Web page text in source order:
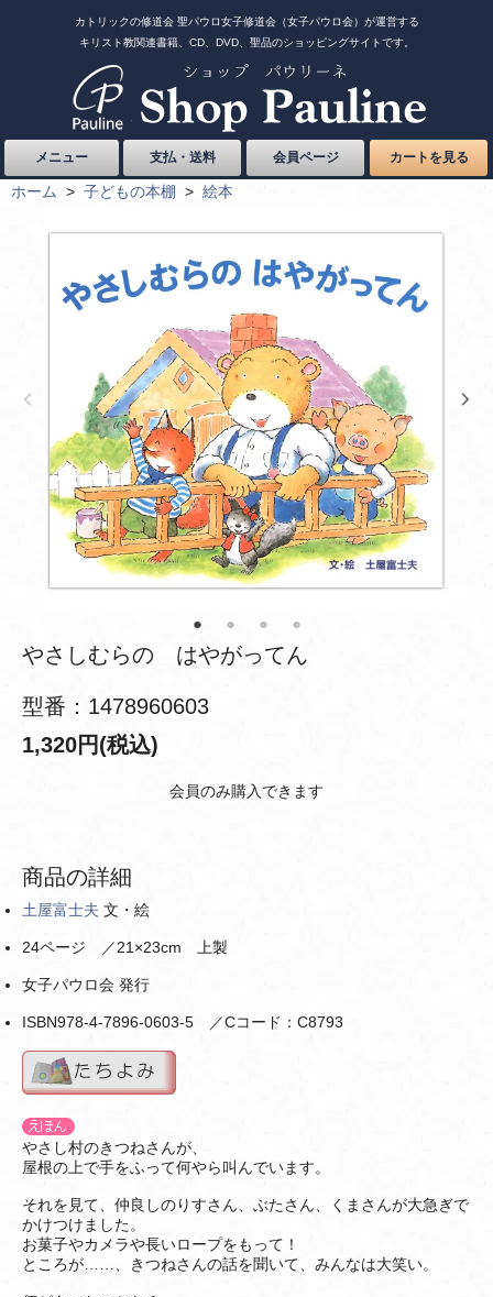
カトリックの修道会 聖パウロ女子修道会（女子パウロ会）が運営する
キリスト教関連書籍、CD、DVD、聖品のショッピングサイトです。
メニュー 支払・送料 会員ページ カートを見る
ホーム > 子どもの本棚 > 絵本
やさしむらの はやがってん
型番：1478960603
1,320円(税込)
会員のみ購入できます
商品の詳細
土屋富士夫 文・絵
24ページ ／21×23cm 上製
女子パウロ会 発行
ISBN978-4-7896-0603-5 ／Cコード：C8793
やさし村のきつねさんが、
屋根の上で手をふって何やら叫んでいます。
それを見て、仲良しのりすさん、ぶたさん、くまさんが大急ぎで
かけつけました。
お菓子やカメラや長いロープをもって！
ところが……、きつねさんの話を聞いて、みんなは大笑い。